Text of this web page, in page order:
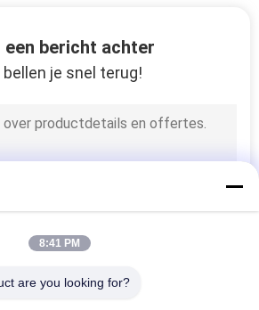
een bericht achter
bellen je snel terug!
8:41 PM
are you looking for?